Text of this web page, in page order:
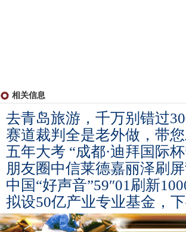
相关信息
去青岛旅游，千万别错过
赛道裁判全是老外做，带
五年大考 “成都·迪拜国际
朋友圈中信莱德嘉丽泽刷
中国“好声音”59″01刷新
拟设50亿产业专业基金，